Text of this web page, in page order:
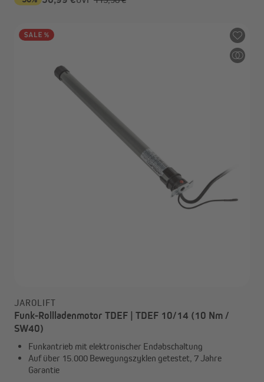
JAROLIFT
Funk-Rollladenmotor TDEF | TDEF 10/14 (10 Nm /
SW40)
Funkantrieb mit elektronischer Endabschaltung
Auf über 15.000 Bewegungszyklen getestet, 7 Jahre
Garantie